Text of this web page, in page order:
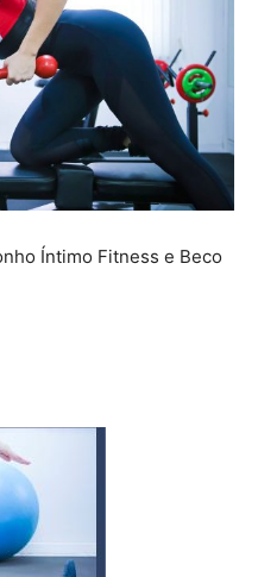
Íntimo Fitness e Beco